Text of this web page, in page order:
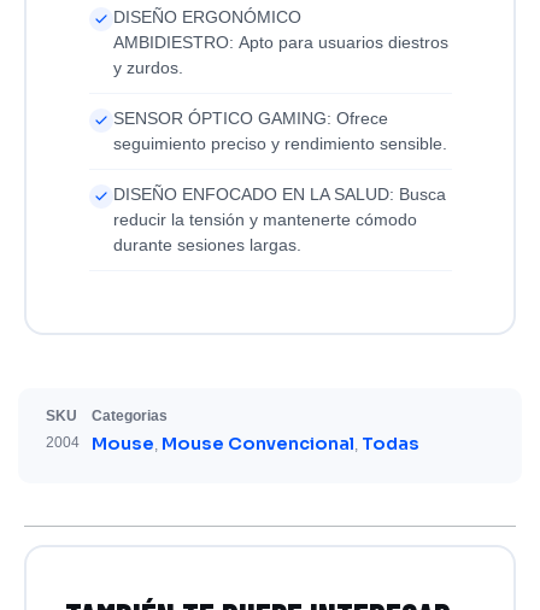
DISEÑO ERGONÓMICO
AMBIDIESTRO: Apto para usuarios diestros
y zurdos.
SENSOR ÓPTICO GAMING: Ofrece
seguimiento preciso y rendimiento sensible.
DISEÑO ENFOCADO EN LA SALUD: Busca
reducir la tensión y mantenerte cómodo
durante sesiones largas.
SKU
2004
Categorias
Mouse, Mouse Convencional, Todas